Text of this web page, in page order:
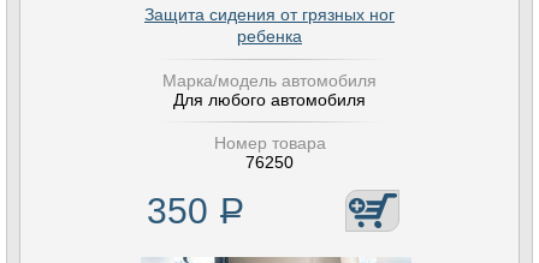
Защита сидения от грязных ног
ребенка
Марка/модель автомобиля
Для любого автомобиля
Номер товара
76250
350 Р